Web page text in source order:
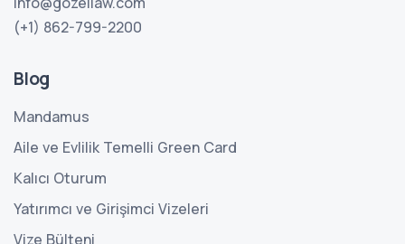
(+1) 862-799-2200
Blog
Mandamus
Aile ve Evlilik Temelli Green Card
Kalıcı Oturum
Yatırımcı ve Girişimci Vizeleri
Vize Bülteni